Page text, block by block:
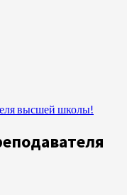
высшей школы!